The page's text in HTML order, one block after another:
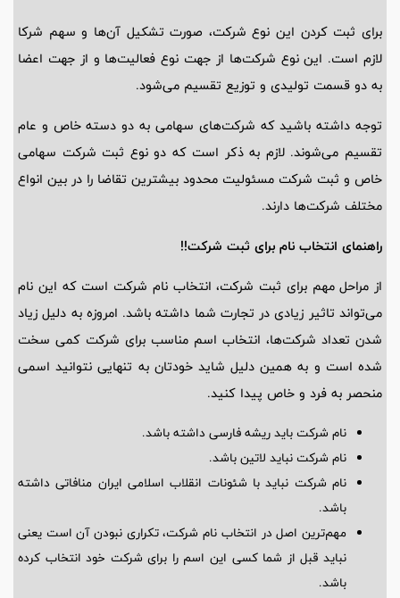
برای ثبت کردن این نوع شرکت، صورت تشکیل آن‌ها و سهم شرکا
لازم است. این نوع شرکت‌ها از جهت نوع فعالیت‌ها و از جهت اعضا
به دو قسمت تولیدی و توزیع تقسیم می‌شود.
توجه داشته باشید که شرکت‌های سهامی به دو دسته خاص و عام
تقسیم می‌شوند. لازم به ذکر است که دو نوع ثبت شرکت سهامی
خاص و ثبت شرکت مسئولیت محدود بیشترین تقاضا را در بین انواع
مختلف شرکت‌ها دارند.
راهنمای انتخاب نام برای ثبت شرکت!!
از مراحل مهم برای ثبت شرکت، انتخاب نام شرکت است که این نام
می‌تواند تاثیر زیادی در تجارت شما داشته باشد. امروزه به دلیل زیاد
شدن تعداد شرکت‌ها، انتخاب اسم مناسب برای شرکت کمی سخت
شده است و به همین دلیل شاید خودتان به تنهایی نتوانید اسمی
منحصر به فرد و خاص پیدا کنید.
نام شرکت باید ریشه فارسی داشته باشد.
نام شرکت نباید لاتین باشد.
نام شرکت نباید با شئونات انقلاب اسلامی ایران منافاتی داشته
باشد.
مهم‌ترین اصل در انتخاب نام شرکت، تکراری نبودن آن است یعنی
نباید قبل از شما کسی این اسم را برای شرکت خود انتخاب کرده
باشد.